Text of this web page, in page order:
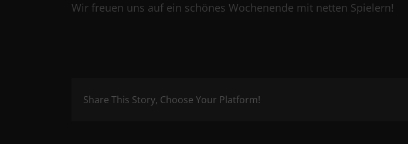
Wir freuen uns auf ein schönes Wochenende mit netten Spielern!
Share This Story, Choose Your Platform!